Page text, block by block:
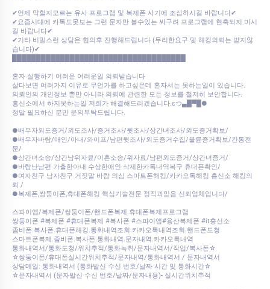
✔언제 막힐지모르는 유사 프로그램 및 복제폰 사기에 조심하시길 바랍니다✔
✔요즘시대에 카톡도못보는 그런 문자만 볼수있는 싸구려 프로그램에 현혹되지 마시
길 바랍니다✔
✔기타 비밀스런 상담은 협의후 진행해드립니다 (무리한요구 및 해킹의뢰는 받지않
습니다)✔
혼자 실행하기 어려운 어려운일 의뢰받습니다
살다보면 여러가지 이유로 무언가를 하고싶은데 혼자서는 못하는일이 있습니다.
의뢰인의 개인정보 뿐만 아니라 의뢰에 관련한 모든 정보를 철저히 보안합니다.
흥신소에서 하지못하는일 저희가 해결해드리겠습니다.εつ▄█▀█●
정말 필요하신 분만 문의부탁드립니다.
●배우자외도증거/외도조사/증거조사/뒷조사/상간녀조사/외도증거확보/
●배우자바람/애인/아내/와이프/남편뒷조사/외도증거수집/불륜증거확보/간통전
문/
●상간녀소송/상간남위자료/이혼소송/위자료/남편외도증거/상간녀증거/
●바람난남편 가출한아내 수상한애인 삭제한카톡내역복구 휴대폰확인/
●여자친구 남자친구 거짓말 바람 의심 스마트폰해킹/카카오톡해킹 흥신소 해킹의
뢰 /
●복제폰,쌍둥이폰,휴대폰해킹 핵심기술전문 정직과믿음 신뢰업체입니다/
스파이앱/복제폰/쌍둥이폰/핸드폰복제.휴대폰복제프로그램
쌍둥이폰 #복제폰 #휴대폰복제 #복사폰 #스파이앱#용산복제폰 #it흥신소
좀비폰.복사폰.휴대폰해킹.통화내역조회.카카오톡내역조회.핸드폰도청
스마트폰복제.좀비폰.복사폰.통화내역.문자내역.카카오톡내역
통화내역서/통화도청/위치추적/통화녹취/문자내역서/작업/복사폰☆
☆쌍둥이폰/휴대폰실시간위치추적/문자내역/통화내역서 / 문자내역서
상담메일: 통화내역서 (통화발신 수신 번호/날짜 시간 및 통화시간☆
☆문자내역서 (문자발신 수신 번호/날짜/문자내용)- 실시간위치추적